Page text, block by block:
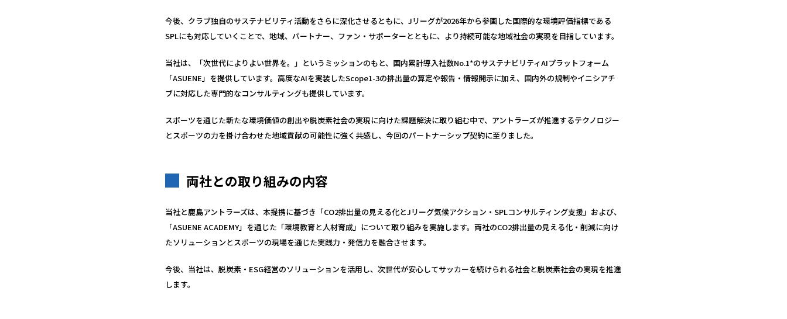
今後、クラブ独自のサステナビリティ活動をさらに深化させるともに、Jリーグが2026年から参画した国際的な環境評価指標である
SPLにも対応していくことで、地域、パートナー、ファン・サポーターとともに、より持続可能な地域社会の実現を目指しています。
当社は、「次世代によりよい世界を。」というミッションのもと、国内累計導入社数No.1*のサステナビリティAIプラットフォーム
「ASUENE」を提供しています。高度なAIを実装したScope1-3の排出量の算定や報告・情報開示に加え、国内外の規制やイニシアチ
ブに対応した専門的なコンサルティングも提供しています。
スポーツを通じた新たな環境価値の創出や脱炭素社会の実現に向けた課題解決に取り組む中で、アントラーズが推進するテクノロジー
とスポーツの力を掛け合わせた地域貢献の可能性に強く共感し、今回のパートナーシップ契約に至りました。
両社との取り組みの内容
当社と鹿島アントラーズは、本提携に基づき「CO2排出量の見える化とJリーグ気候アクション・SPLコンサルティング支援」および、
「ASUENE ACADEMY」を通じた「環境教育と人材育成」について取り組みを実施します。両社のCO2排出量の見える化・削減に向け
たソリューションとスポーツの現場を通じた実践力・発信力を融合させます。
今後、当社は、脱炭素・ESG経営のソリューションを活用し、次世代が安心してサッカーを続けられる社会と脱炭素社会の実現を推進
します。